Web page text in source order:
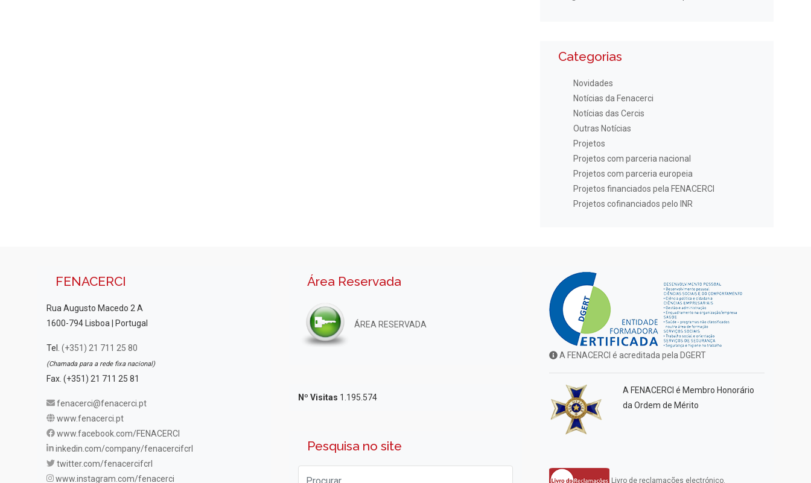
Categorias
Novidades
Notícias da Fenacerci
Notícias das Cercis
Outras Notícias
Projetos
Projetos com parceria nacional
Projetos com parceria europeia
Projetos financiados pela FENACERCI
Projetos cofinanciados pelo INR
FENACERCI
Rua Augusto Macedo 2 A
1600-794 Lisboa | Portugal
Tel. (+351) 21 711 25 80
(Chamada para a rede fixa nacional)
Fax. (+351) 21 711 25 81
fenacerci@fenacerci.pt
www.fenacerci.pt
www.facebook.com/FENACERCI
inkedin.com/company/fenacercifcrl
twitter.com/fenacercifcrl
www.instagram.com/fenacerci
Área Reservada
ÁREA RESERVADA
Nº Visitas 1.195.574
Pesquisa no site
A FENACERCI é acreditada pela DGERT
A FENACERCI é Membro Honorário
da Ordem de Mérito
Livro de reclamações electrónico.